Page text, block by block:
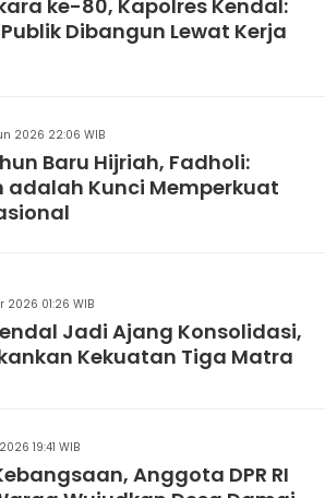
ke-80, Kapolres Kendal:
Dibangun Lewat Kerja
2026 22:06 WIB
Baru Hijriah, Fadholi:
adalah Kunci Memperkuat
2026 01:26 WIB
Jadi Ajang Konsolidasi,
Kekuatan Tiga Matra
19:41 WIB
Anggota DPR RI